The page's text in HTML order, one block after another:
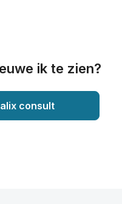
ik te zien?
consult